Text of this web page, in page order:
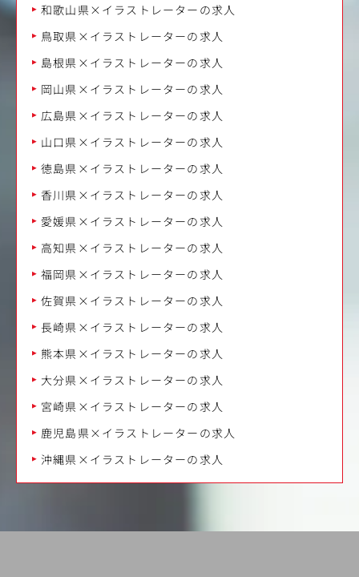
和歌山県×イラストレーターの求人
鳥取県×イラストレーターの求人
島根県×イラストレーターの求人
岡山県×イラストレーターの求人
広島県×イラストレーターの求人
山口県×イラストレーターの求人
徳島県×イラストレーターの求人
香川県×イラストレーターの求人
愛媛県×イラストレーターの求人
高知県×イラストレーターの求人
福岡県×イラストレーターの求人
佐賀県×イラストレーターの求人
長崎県×イラストレーターの求人
熊本県×イラストレーターの求人
大分県×イラストレーターの求人
宮崎県×イラストレーターの求人
鹿児島県×イラストレーターの求人
沖縄県×イラストレーターの求人